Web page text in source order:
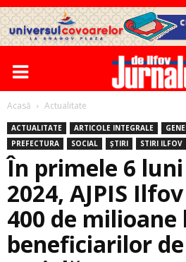
Acasă Actualitate
ACTUALITATE ARTICOLE INTEGRALE
PREFECTURA
SOCIAL ȘTIRI STIRI ILFOV
În primele 6
2024, AJPIS
400 de milioane
beneficiarilor